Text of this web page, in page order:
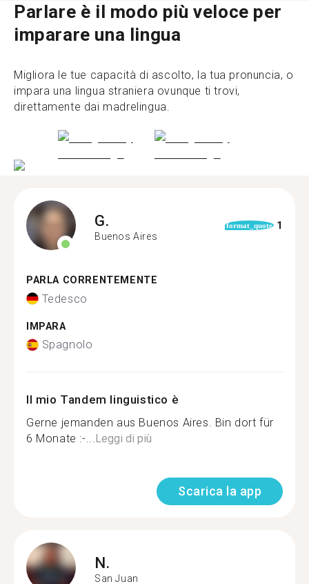
Parlare è il modo più veloce per
imparare una lingua
Migliora le tue capacità di ascolto, la tua pronuncia, o
impara una lingua straniera ovunque ti trovi,
direttamente dai madrelingua.
G.
Buenos Aires
format_quote 1
PARLA CORRENTEMENTE
Tedesco
IMPARA
Spagnolo
Il mio Tandem linguistico è
Gerne jemanden aus Buenos Aires. Bin dort für
6 Monate :-...Leggi di più
Scarica la app
N.
San Juan